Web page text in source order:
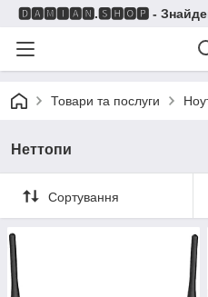
🅳🅰🅼🅸🅰🅽.🆂🅷🅾🅿 -
Товари та послуги
Неттопи
Сортування